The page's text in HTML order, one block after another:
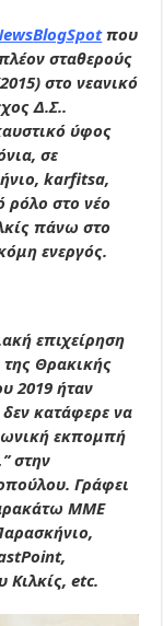
BlogSpot που
σταθερούς
στο νεανικό
Δ.Σ..
ύφος
σε
karfitsa,
ρόλο στο νέο
πάνω στο
ενεργός.
επιχείρηση
της Θρακικής
2019 ήταν
κατάφερε να
εκπομπή
στην
Γράφει
ΜΜΕ
,
Κιλκίς,etc.